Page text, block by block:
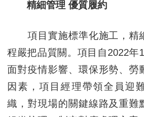
精細管理 優質履約
項目實施標準化施工，精
程嚴把品質關。項目自2022年
面對疫情影響、環保形勢、勞
因素，項目經理帶領全員迎
織，對現場的關鍵線路及重難